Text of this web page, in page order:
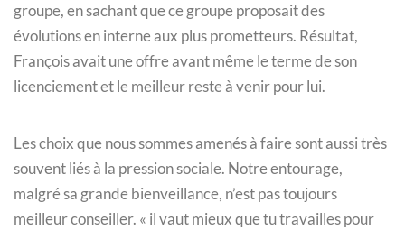
groupe, en sachant que ce groupe proposait des
évolutions en interne aux plus prometteurs. Résultat,
François avait une offre avant même le terme de son
licenciement et le meilleur reste à venir pour lui.
Les choix que nous sommes amenés à faire sont aussi très
souvent liés à la pression sociale. Notre entourage,
malgré sa grande bienveillance, n’est pas toujours
meilleur conseiller. « il vaut mieux que tu travailles pour